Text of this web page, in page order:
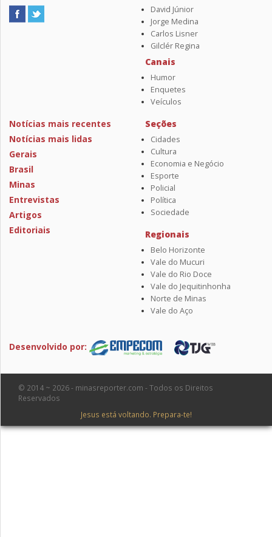
David Júnior
Jorge Medina
Carlos Lisner
Gilclér Regina
Canais
Humor
Enquetes
Veículos
Notícias mais recentes
Notícias mais lidas
Gerais
Brasil
Minas
Entrevistas
Artigos
Editoriais
Seções
Cidades
Cultura
Economia e Negócio
Esporte
Policial
Política
Sociedade
Regionais
Belo Horizonte
Vale do Mucuri
Vale do Rio Doce
Vale do Jequitinhonha
Norte de Minas
Vale do Aço
Desenvolvido por:
© 2014 ~ 2026 - minasreporter.com - Todos os Direitos
Reservados
Jesus está voltando. Prepara-te!